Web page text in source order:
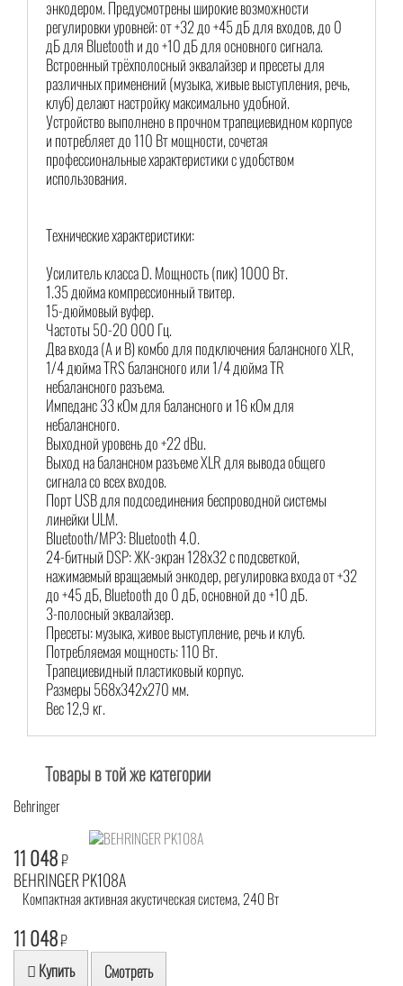
энкодером. Предусмотрены широкие возможности
регулировки уровней: от +32 до +45 дБ для входов, до 0
дБ для Bluetooth и до +10 дБ для основного сигнала.
Встроенный трёхполосный эквалайзер и пресеты для
различных применений (музыка, живые выступления, речь,
клуб) делают настройку максимально удобной.
Устройство выполнено в прочном трапециевидном корпусе
и потребляет до 110 Вт мощности, сочетая
профессиональные характеристики с удобством
использования.
Технические характеристики:
Усилитель класса D. Мощность (пик) 1000 Вт.
1.35 дюйма компрессионный твитер.
15-дюймовый вуфер.
Частоты 50-20 000 Гц.
Два входа (A и B) комбо для подключения балансного XLR,
1/4 дюйма TRS балансного или 1/4 дюйма TR
небалансного разъема.
Импеданс 33 кОм для балансного и 16 кОм для
небалансного.
Выходной уровень до +22 dBu.
Выход на балансном разъеме XLR для вывода общего
сигнала со всех входов.
Порт USB для подсоединения беспроводной системы
линейки ULM.
Bluetooth/MP3: Bluetooth 4.0.
24-битный DSP: ЖК-экран 128x32 с подсветкой,
нажимаемый вращаемый энкодер, регулировка входа от +32
до +45 дБ, Bluetooth до 0 дБ, основной до +10 дБ.
3-полосный эквалайзер.
Пресеты: музыка, живое выступление, речь и клуб.
Потребляемая мощность: 110 Вт.
Трапециевидный пластиковый корпус.
Размеры 568x342x270 мм.
Вес 12,9 кг.
Товары в той же категории
Behringer
11 048₽
BEHRINGER PK108A
Компактная активная акустическая система, 240 Вт
11 048₽
Купить Смотреть